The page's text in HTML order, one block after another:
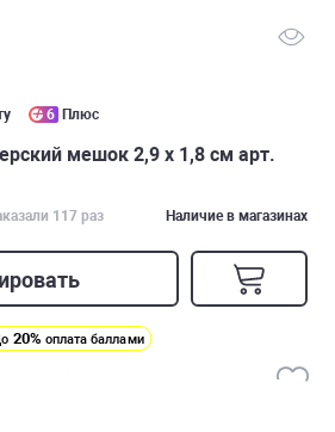
6 Плюс
мешок 2,9 х 1,8 см арт.
117 раз Наличие в магазинах
20% оплата баллами